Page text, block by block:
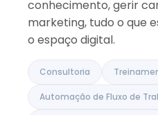
conhecimento, gerir
marketing, tudo o que
o espaço digital.
Consultoria
Automação de Fluxo de